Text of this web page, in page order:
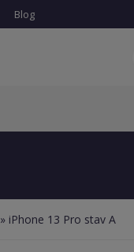
Blog
» iPhone 13 Pro stav A